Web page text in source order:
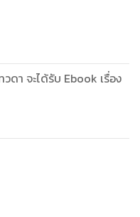
า จะได้รับ Ebook เรื่อง